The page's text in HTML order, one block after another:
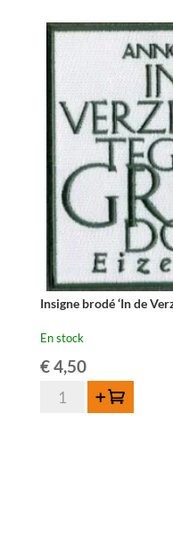
jaune
Insigne brodé ‘In de
En stock
€4,50
quantité
Ajouter au panier